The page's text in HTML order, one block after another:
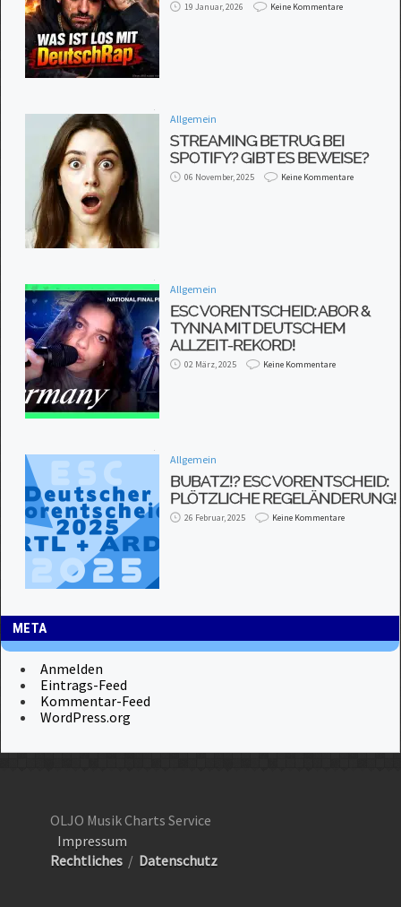
19 Januar, 2026 Keine Kommentare
Allgemein
STREAMING BETRUG BEI
SPOTIFY? GIBT ES BEWEISE?
06 November, 2025 Keine Kommentare
Allgemein
ESC VORENTSCHEID: ABOR &
TYNNA MIT DEUTSCHEM
ALLZEIT-REKORD!
02 März, 2025 Keine Kommentare
Allgemein
BUBATZ!? ESC VORENTSCHEID:
PLÖTZLICHE REGELÄNDERUNG!
26 Februar, 2025 Keine Kommentare
META
Anmelden
Eintrags-Feed
Kommentar-Feed
WordPress.org
OLJO Musik Charts Service
Impressum
Rechtliches / Datenschutz